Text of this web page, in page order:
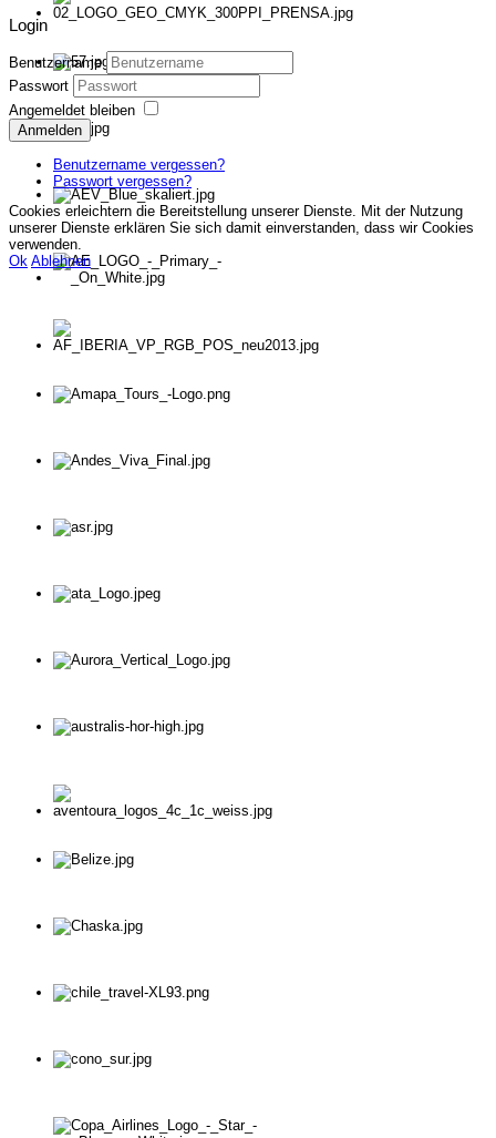
Login
Benutzername
Passwort
Angemeldet bleiben
Anmelden
Benutzername vergessen?
Passwort vergessen?
Cookies erleichtern die Bereitstellung unserer Dienste. Mit der Nutzung
unserer Dienste erklären Sie sich damit einverstanden, dass wir Cookies
verwenden.
Ok Ablehnen